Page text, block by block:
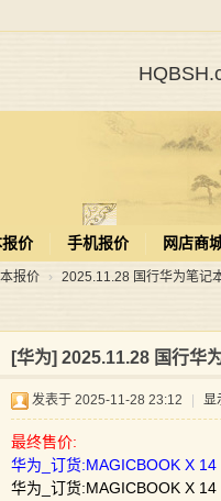
价 手机报价 网店商
报价 › 2025.11.28 国行华为笔记
[华为] 2025.11.28 国行华
发表于 2025-11-28 23:12 显
最终售价:
华为_订货:MAGICBOOK X
华为_订货:MAGICBOOK X